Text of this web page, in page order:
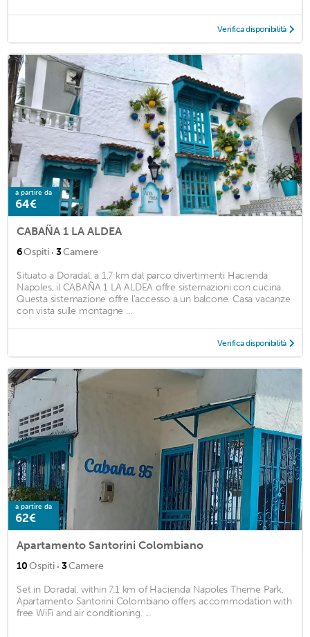
Verifica disponibilità
a partire da
64€
CABAÑA 1 LA ALDEA
6Ospiti · 3Camere
Situato a Doradal, a 1,7 km dal parco divertimenti Hacienda
Napoles, il CABAÑA 1 LA ALDEA offre sistemazioni con cucina.
Questa sistemazione offre l'accesso a un balcone. Casa vacanze
con vista sulle montagne ...
Verifica disponibilità
a partire da
62€
Apartamento Santorini Colombiano
10Ospiti · 3Camere
Set in Doradal, within 7.1 km of Hacienda Napoles Theme Park,
Apartamento Santorini Colombiano offers accommodation with
free WiFi and air conditioning. ...